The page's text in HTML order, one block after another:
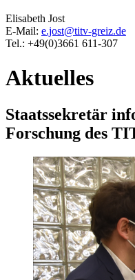
Elisabeth Jost
E-Mail: e.jost@titv-greiz.de
Tel.: +49(0)3661 611-307
Aktuelles
Staatssekretär
Forschung des